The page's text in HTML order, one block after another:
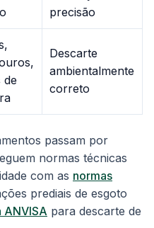
precisão
de
Descarte
ambientalmente
correto
passam por
normas técnicas
com as normas
prediais de esgoto
para descarte de